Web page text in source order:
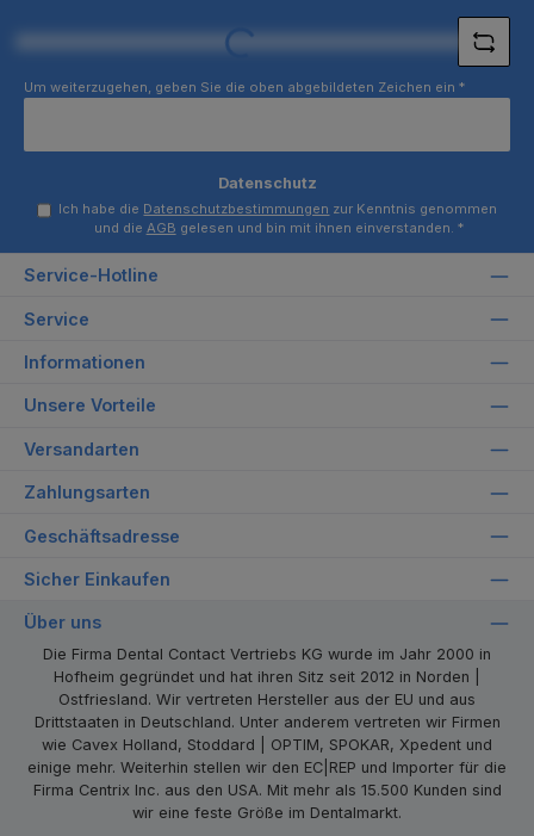
Loading...
Um weiterzugehen, geben Sie die oben abgebildeten Zeichen ein *
Datenschutz
Ich habe die Datenschutzbestimmungen zur Kenntnis genommen
und die AGB gelesen und bin mit ihnen einverstanden. *
Service-Hotline
Service
Informationen
Unsere Vorteile
Versandarten
Zahlungsarten
Geschäftsadresse
Sicher Einkaufen
Über uns
Die Firma Dental Contact Vertriebs KG wurde im Jahr 2000 in
Hofheim gegründet und hat ihren Sitz seit 2012 in Norden |
Ostfriesland. Wir vertreten Hersteller aus der EU und aus
Drittstaaten in Deutschland. Unter anderem vertreten wir Firmen
wie Cavex Holland, Stoddard | OPTIM, SPOKAR, Xpedent und
einige mehr. Weiterhin stellen wir den EC|REP und Importer für die
Firma Centrix Inc. aus den USA. Mit mehr als 15.500 Kunden sind
wir eine feste Größe im Dentalmarkt.